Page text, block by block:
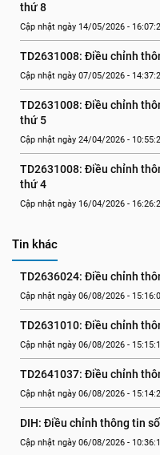
thứ 8
Cập nhật ngày 14/05/2026 -
TD2631008: Điều chỉnh
Cập nhật ngày 07/05/2026 -
TD2631008: Điều chỉnh
thứ 5
Cập nhật ngày 24/04/2026 -
TD2631008: Điều chỉnh
thứ 4
Cập nhật ngày 16/04/2026 -
Tin khác
TD2636024: Điều chỉnh
Cập nhật ngày 06/08/2026 -
TD2631010: Điều chỉnh
Cập nhật ngày 06/08/2026 -
TD2641037: Điều chỉnh
Cập nhật ngày 06/08/2026 -
DIH: Điều chỉnh thông tin
Cập nhật ngày 06/08/2026 -